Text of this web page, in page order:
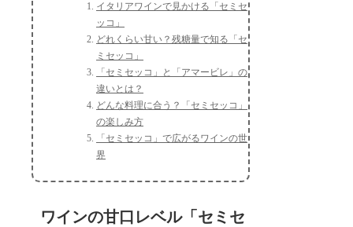
イタリアワインで見かける「セミセ
ッコ」
どれくらい甘い？残糖量で知る「セ
ミセッコ」
「セミセッコ」と「アマービレ」の
違いとは？
どんな料理に合う？「セミセッコ」
の楽しみ方
「セミセッコ」で広がるワインの世
界
ワインの甘口レベル「セミセ